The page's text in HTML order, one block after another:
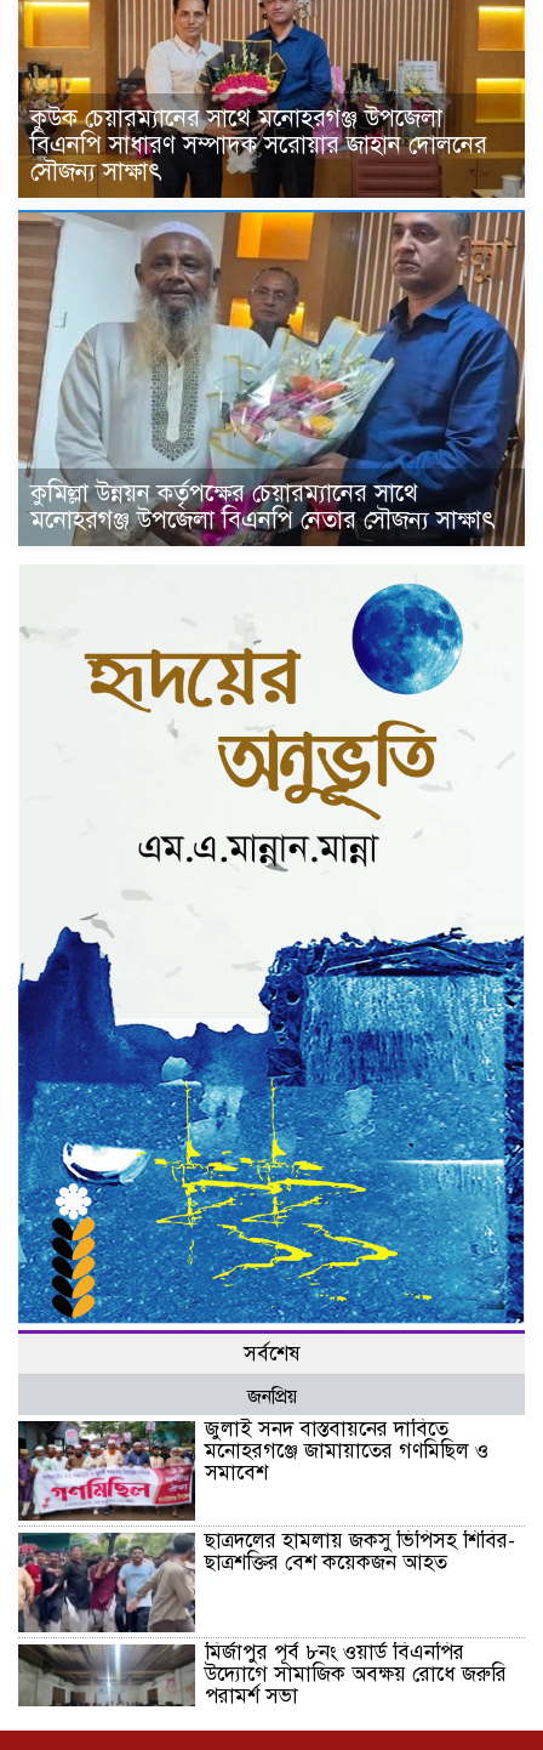
কুউক চেয়ারম্যানের সাথে মনোহরগঞ্জ উপজেলা
বিএনপি সাধারণ সম্পাদক সরোয়ার জাহান দোলনের
সৌজন্য সাক্ষাৎ
কুমিল্লা উন্নয়ন কর্তৃপক্ষের চেয়ারম্যানের সাথে
মনোহরগঞ্জ উপজেলা বিএনপি নেতার সৌজন্য সাক্ষাৎ
সর্বশেষ
জনপ্রিয়
জুলাই সনদ বাস্তবায়নের দাবিতে
মনোহরগঞ্জে জামায়াতের গণমিছিল ও
সমাবেশ
ছাত্রদলের হামলায় জকসু ভিপিসহ শিবির-
ছাত্রশক্তির বেশ কয়েকজন আহত
মির্জাপুর পূর্ব ৮নং ওয়ার্ড বিএনপির
উদ্যোগে সামাজিক অবক্ষয় রোধে জরুরি
পরামর্শ সভা